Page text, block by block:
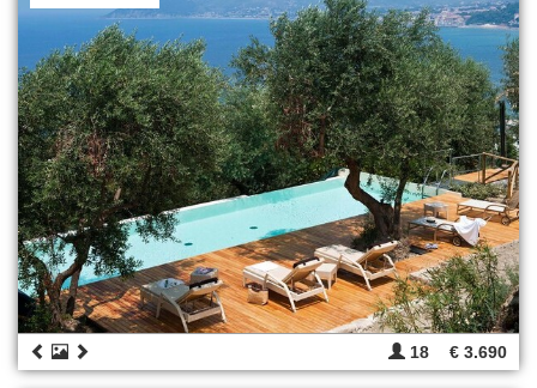
18 € 3.690